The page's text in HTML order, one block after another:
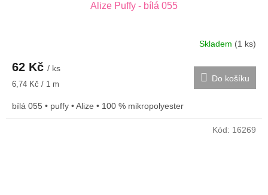
Alize Puffy - bílá 055
Skladem (1 ks)
62 Kč / ks
Měrná
6,74 Kč / 1 m
Do košíku
bílá 055 • puffy • Alize • 100 % mikropolyester
Kód: 16269